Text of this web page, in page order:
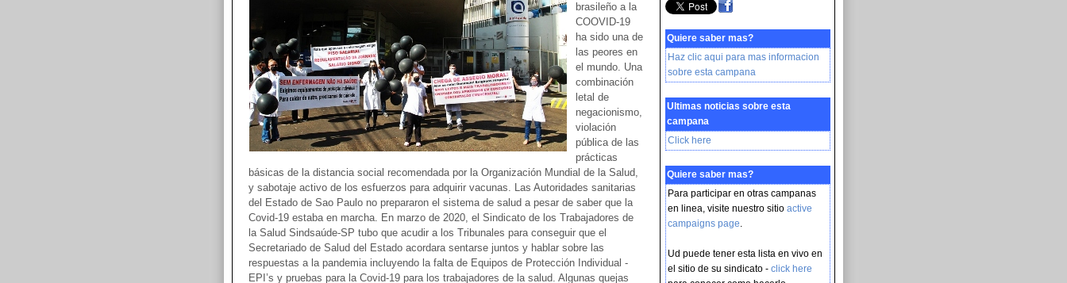
brasileño a la
COOVID-19
ha sido una de
las peores en
el mundo. Una
combinación
letal de
negacionismo,
violación
pública de las
prácticas
básicas de la distancia social recomendada por la Organización Mundial de la Salud,
y sabotaje activo de los esfuerzos para adquirir vacunas. Las Autoridades sanitarias
del Estado de Sao Paulo no prepararon el sistema de salud a pesar de saber que la
Covid-19 estaba en marcha. En marzo de 2020, el Sindicato de los Trabajadores de
la Salud Sindsaúde-SP tubo que acudir a los Tribunales para conseguir que el
Secretariado de Salud del Estado acordara sentarse juntos y hablar sobre las
respuestas a la pandemia incluyendo la falta de Equipos de Protección Individual -
EPI’s y pruebas para la Covid-19 para los trabajadores de la salud. Algunas quejas
Quiere saber mas?
Haz clic aqui para mas informacion
sobre esta campana
Ultimas noticias sobre esta
campana
Click here
Quiere saber mas?
Para participar en otras campanas
en linea, visite nuestro sitio active
campaigns page.
Ud puede tener esta lista en vivo en
el sitio de su sindicato - click here